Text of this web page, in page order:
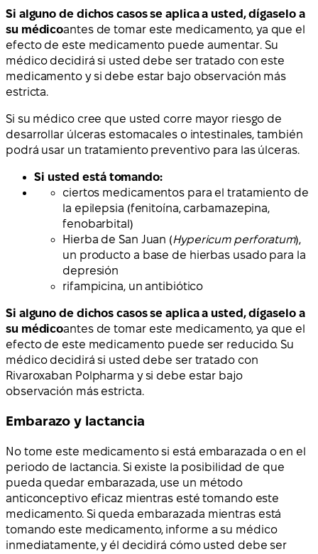
Si alguno de dichos casos se aplica a usted, dígaselo a
su médicoantes de tomar este medicamento, ya que el
efecto de este medicamento puede aumentar. Su
médico decidirá si usted debe ser tratado con este
medicamento y si debe estar bajo observación más
estricta.
Si su médico cree que usted corre mayor riesgo de
desarrollar úlceras estomacales o intestinales, también
podrá usar un tratamiento preventivo para las úlceras.
Si usted está tomando:
ciertos medicamentos para el tratamiento de
la epilepsia (fenitoína, carbamazepina,
fenobarbital)
Hierba de San Juan (Hypericum perforatum),
un producto a base de hierbas usado para la
depresión
rifampicina, un antibiótico
Si alguno de dichos casos se aplica a usted, dígaselo a
su médicoantes de tomar este medicamento, ya que el
efecto de este medicamento puede ser reducido. Su
médico decidirá si usted debe ser tratado con
Rivaroxaban Polpharma y si debe estar bajo
observación más estricta.
Embarazo y lactancia
No tome este medicamento si está embarazada o en el
periodo de lactancia. Si existe la posibilidad de que
pueda quedar embarazada, use un método
anticonceptivo eficaz mientras esté tomando este
medicamento. Si queda embarazada mientras está
tomando este medicamento, informe a su médico
inmediatamente, y él decidirá cómo usted debe ser